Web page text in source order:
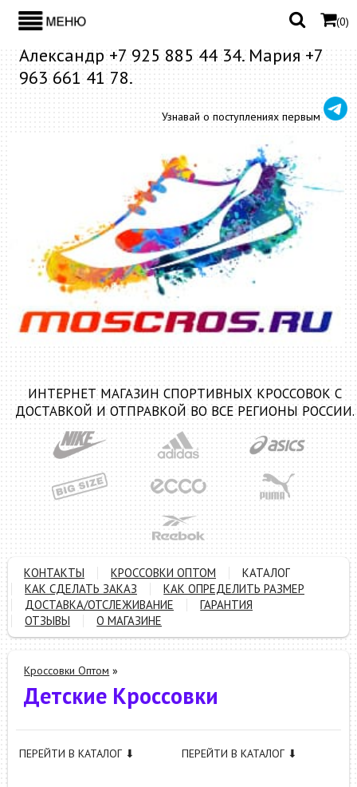
(0)
Александр +7 925 885 44 34. Мария +7
963 661 41 78.
Узнавай о поступлениях первым
ИНТЕРНЕТ МАГАЗИН СПОРТИВНЫХ КРОССОВОК С
ДОСТАВКОЙ И ОТПРАВКОЙ ВО ВСЕ РЕГИОНЫ РОССИИ.
КОНТАКТЫ КРОССОВКИ ОПТОМ
КАТАЛОГ
КАК СДЕЛАТЬ ЗАКАЗ
КАК ОПРЕДЕЛИТЬ РАЗМЕР
ДОСТАВКА/ОТСЛЕЖИВАНИЕ
ГАРАНТИЯ
ОТЗЫВЫ
О МАГАЗИНЕ
Кроссовки Оптом »
Детские Кроссовки
ПЕРЕЙТИ В КАТАЛОГ ⬇ ПЕРЕЙТИ В КАТАЛОГ ⬇